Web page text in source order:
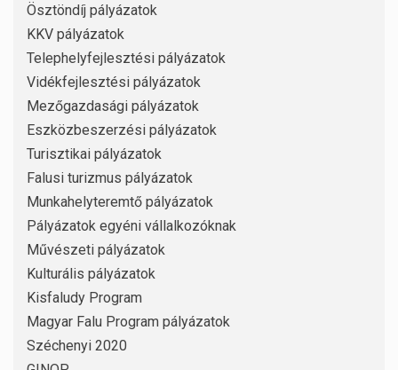
Ösztöndíj pályázatok
KKV pályázatok
Telephelyfejlesztési pályázatok
Vidékfejlesztési pályázatok
Mezőgazdasági pályázatok
Eszközbeszerzési pályázatok
Turisztikai pályázatok
Falusi turizmus pályázatok
Munkahelyteremtő pályázatok
Pályázatok egyéni vállalkozóknak
Művészeti pályázatok
Kulturális pályázatok
Kisfaludy Program
Magyar Falu Program pályázatok
Széchenyi 2020